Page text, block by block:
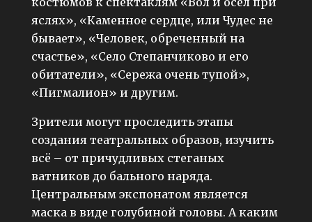
яслях», «Каменное сердце, или Чудес не
бывает», «Человек, обреченный на
счастье», «Село Степанчиково и его
обитатели», «Сережа очень тупой»,
«Пигмалион» и другим.
Зрители могут проследить этапы
создания театральных образов, изучить
всё – от причудливых стеганых
ватников до бального наряда.
Центральным экспонатом является
маска в виде голубиной головы. А каким